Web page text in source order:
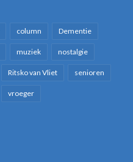
column Dementie
muziek nostalgie
Ritsko van Vliet senioren
vroeger